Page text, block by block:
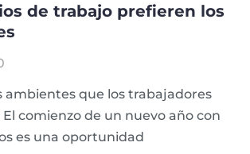
de trabajo prefieren los
ambientes que los trabajadores
comienzo de un nuevo año con
es una oportunidad